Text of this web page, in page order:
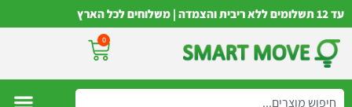
עד 12 תשלומים ללא ריבית והצמדה | משלוחים לכל הארץ
0